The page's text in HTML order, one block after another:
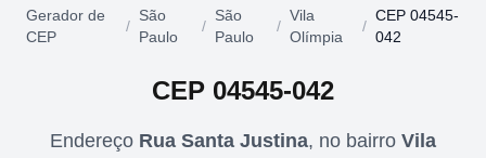
Gerador de
CEP
/
São
Paulo
/
São
Paulo
/
Vila
Olímpia
/
CEP 04545-
042
CEP 04545-042
Endereço Rua Santa Justina, no bairro Vila